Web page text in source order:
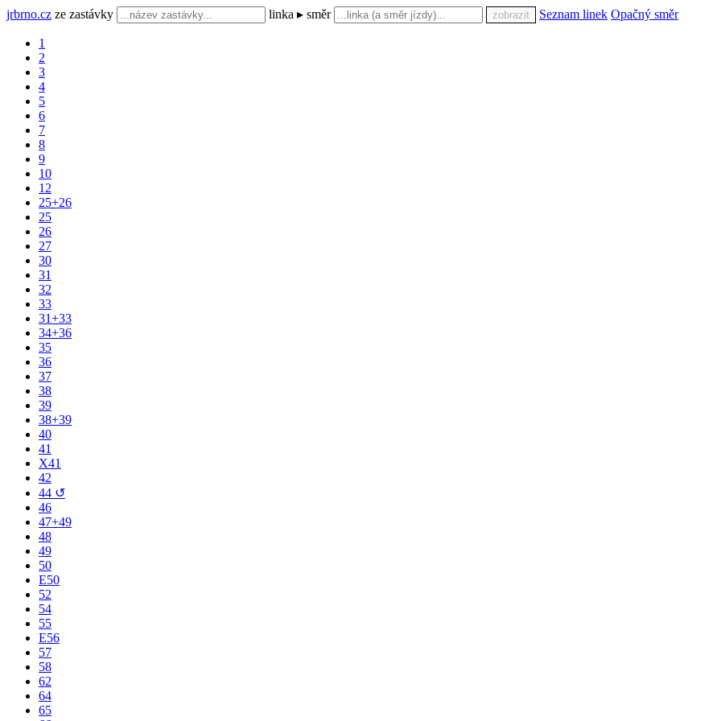
jrbrno.cz ze zastávky linka ▸ směr zobrazit Seznam linek Opačný směr
1
2
3
4
5
6
7
8
9
10
12
25+26
25
26
27
30
31
32
33
31+33
34+36
35
36
37
38
39
38+39
40
41
X41
42
44 ↺
46
47+49
48
49
50
E50
52
54
55
E56
57
58
62
64
65